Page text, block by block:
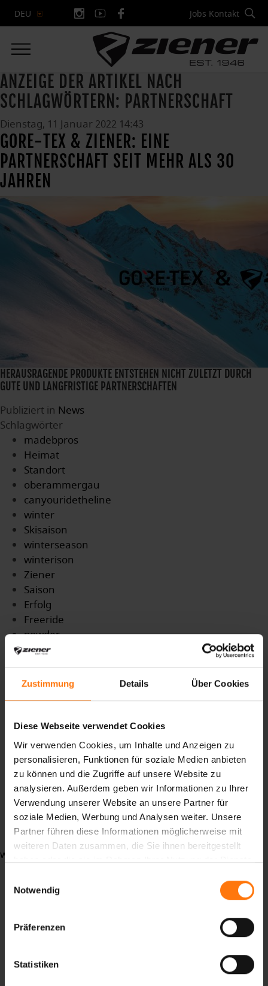
Zustimmung Details Über Cookies
Diese Webseite verwendet Cookies
Wir verwenden Cookies, um Inhalte und Anzeigen zu
personalisieren, Funktionen für soziale Medien anbieten
zu können und die Zugriffe auf unsere Website zu
analysieren. Außerdem geben wir Informationen zu Ihrer
Verwendung unserer Website an unsere Partner für
soziale Medien, Werbung und Analysen weiter. Unsere
Partner führen diese Informationen möglicherweise mit
weiteren Daten zusammen, die Sie ihnen bereitgestellt
haben oder die sie im Rahmen Ihrer Nutzung der Dienste
Notwendig
Präferenzen
Statistiken
DEU Jobs Kontakt
ANZEIGE DER ARTIKEL NACH
SCHLAGWÖRTERN: PARTNERSCHAFT
Dienstag, 11 Januar 2022 14:43
GORE-TEX & ZIENER: EINE
PARTNERSCHAFT SEIT MEHR ALS 30
JAHREN
HERAUSRAGENDE PRODUKTE ENTSTEHEN NICHT ZULETZT DURCH
GUTE UND LANGFRISTIGE PARTNERSCHAFTEN
Publiziert in News
Schlagwörter
madebpros
Heimat
Standort
oberammergau
canyouridetheline
winter
Skisaison
winterseason
winterison
Ziener
Saison
Erfolg
Freeride
powder
Schnee
Skitour
Skitourengehen
Gore
GoreTex
Infinium
Handschuhe
gloves
Skihandschuhe
Langlaufhandschuhe
bikehandschuhe
weiterlesen ...